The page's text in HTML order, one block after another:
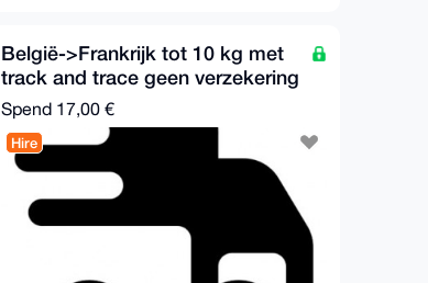
België->Frankrijk tot 10 kg met
track and trace geen verzekering
Spend 17,00 €
Hire